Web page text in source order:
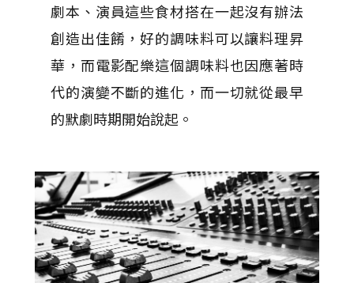
劇本、演員這些食材搭在一起沒有辦法
創造出佳餚，好的調味料可以讓料理昇
華，而電影配樂這個調味料也因應著時
代的演變不斷的進化，而一切就從最早
的默劇時期開始說起。